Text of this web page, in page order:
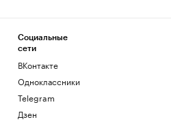
Социальные
сети
ВКонтакте
Одноклассники
Telegram
Дзен